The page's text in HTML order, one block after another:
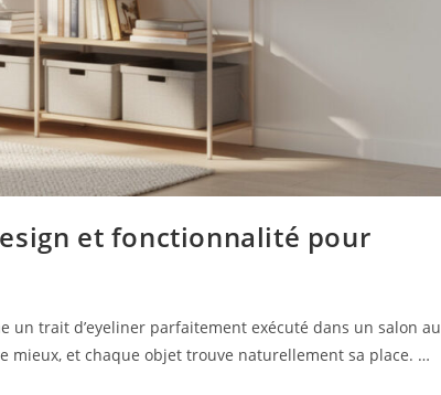
et fonctionnalité pour
un trait d’eyeliner parfaitement exécuté dans un salon au
mieux, et chaque objet trouve naturellement sa place. …